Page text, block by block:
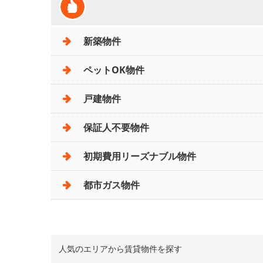
新築物件
ペットOK物件
戸建物件
保証人不要物件
初期費用リーズナブル物件
都市ガス物件
人気のエリアから賃貸物件を探す